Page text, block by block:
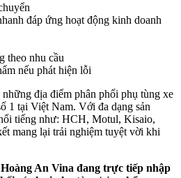
đáp ứng hoạt động kinh doanh
theo nhu cầu
nếu phát hiện lỗi
địa điểm phân phối phụ tùng xe
1 tại Việt Nam. Với đa dạng sản
tiếng như: HCH, Motul, Kisaio,
mang lại trải nghiệm tuyệt vời khi
An Vina đang trực tiếp nhập